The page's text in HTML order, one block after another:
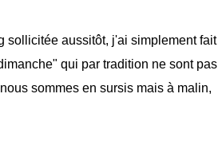
sollicitée aussitôt, j'ai simplement fait
qui par tradition ne sont pas
sommes en sursis mais à malin,